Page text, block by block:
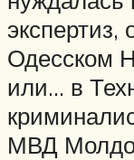
экспертиз,
Одесском
или… в
МВД